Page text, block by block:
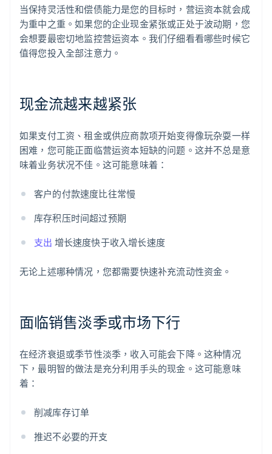
当保持灵活性和偿债能力是您的目标时，营运资本就会成
为重中之重。如果您的企业现金紧张或正处于波动期，您
会想要最密切地监控营运资本。我们仔细看看哪些时候它
值得您投入全部注意力。
现金流越来越紧张
如果支付工资、租金或供应商款项开始变得像玩杂耍一样
困难，您可能正面临营运资本短缺的问题。这并不总是意
味着业务状况不佳。这可能意味着：
客户的付款速度比往常慢
库存积压时间超过预期
支出 增长速度快于收入增长速度
无论上述哪种情况，您都需要快速补充流动性资金。
面临销售淡季或市场下行
在经济衰退或季节性淡季，收入可能会下降。这种情况
下，最明智的做法是充分利用手头的现金。这可能意味
着：
削减库存订单
推迟不必要的开支